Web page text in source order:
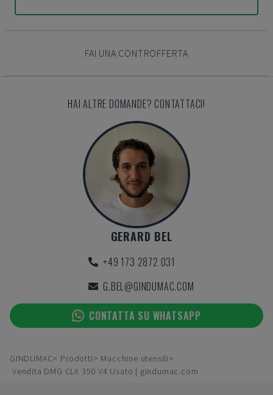
FAI UNA CONTROFFERTA
HAI ALTRE DOMANDE? CONTATTACI!
GERARD BEL
+49 173 2872 031
G.BEL@GINDUMAC.COM
CONTATTA SU WHATSAPP
GINDUMAC Prodotti
Macchine utensili
Vendita DMG CLX 350 V4 Usato | gindumac.com